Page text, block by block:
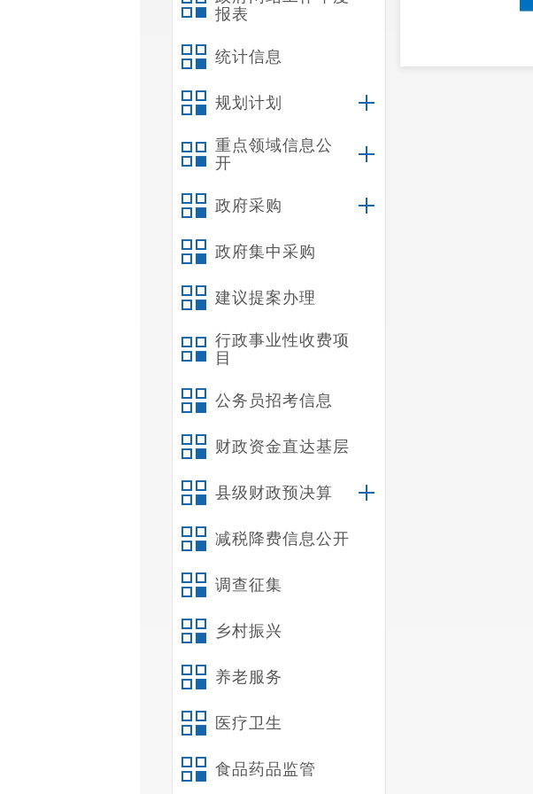
报表
统计信息
规划计划
重点领域信息公
开
政府采购
政府集中采购
建议提案办理
行政事业性收费项
目
公务员招考信息
财政资金直达基层
县级财政预决算
减税降费信息公开
调查征集
乡村振兴
养老服务
医疗卫生
食品药品监管